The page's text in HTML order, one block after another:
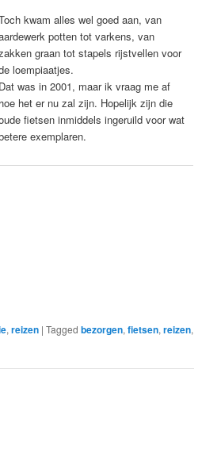
kwam alles wel goed aan, van
potten tot varkens, van
graan tot stapels rijstvellen voor
loempiaatjes.
Dat was in 2001, maar ik vraag me af
hoe het er nu zal zijn. Hopelijk zijn die
fietsen inmiddels ingeruild voor wat
exemplaren.
,reizen |Tagged bezorgen,fietsen,reizen,